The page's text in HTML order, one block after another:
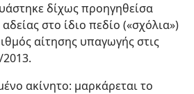
δίχως προηγηθείσα
στο ίδιο πεδίο («σχόλια»)
αίτησης υπαγωγής στις
2013.
ακίνητο: μαρκάρεται το